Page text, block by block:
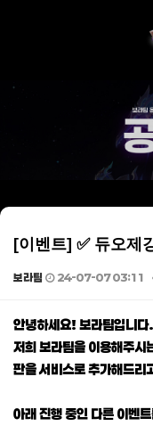
[이벤트] ✅ 듀오제
보라팀 24-07-07 03:11
본문
안녕하세요! 보라팀입니
저희 보라팀을 이용해주시
판을 서비스로 추가해드리
아래 진행 중인 다른 이벤